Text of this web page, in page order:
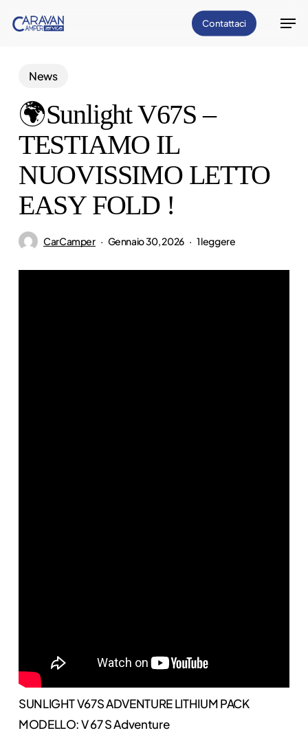
principale
Contattaci
News
🌍Sunlight V67S –
TESTIAMO IL
NUOVISSIMO LETTO
EASY FOLD !
CarCamper Gennaio 30, 2026 1 leggere
SUNLIGHT V67S ADVENTURE LITHIUM PACK
MODELLO: V 67 S Adventure